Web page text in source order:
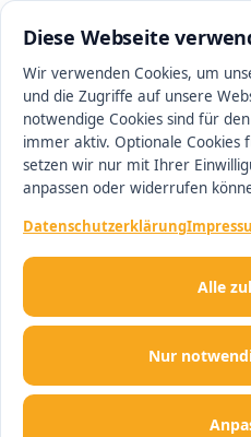
Diese Webseite
Wir verwenden Cookies, um
und die Zugriffe auf unsere
notwendige Cookies sind für
immer aktiv. Optionale Cookies
setzen wir nur mit Ihrer
anpassen oder widerrufen
Datenschutzerklärung
Nur
Alle